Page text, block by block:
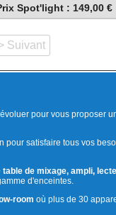
Spot'light : 149,00 €
Suivant
pour vous proposer
pour satisfaire tous vos
table de mixage, ampli,
d'enceintes.
room où plus de 30